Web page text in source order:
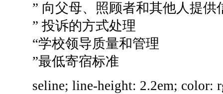
” 向父母、照顾者和其他人提供
” 投诉的方式处理
“学校领导质量和管理
”最低寄宿标准
seline; line-height: 2.2em; color: